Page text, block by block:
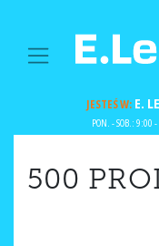
MAIN
JESTEŚ W:E.
PON. - SOB.: 9:00
500